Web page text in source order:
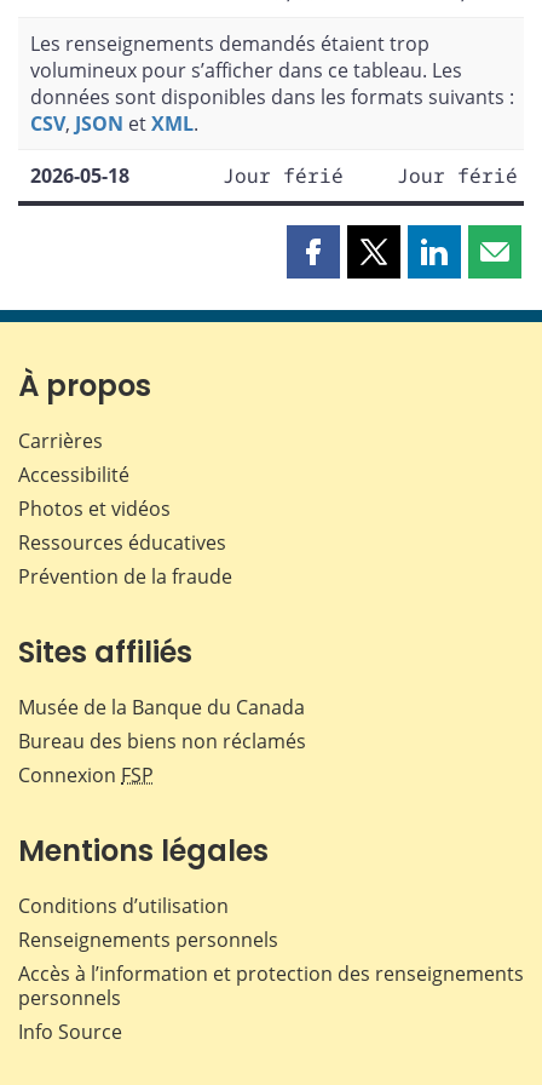
Les renseignements demandés étaient trop
volumineux pour s’afficher dans ce tableau. Les
données sont disponibles dans les formats suivants :
CSV, JSON etXML.
2026-05-18
Jour férié Jour férié
Partager
page
Partager
page
Partager
page page
À propos
Carrières
Accessibilité
Photos et vidéos
Ressources éducatives
Prévention de la fraude
Sites affiliés
Musée de la Banque du Canada
Bureau des biens non réclamés
Connexion FSP
Mentions légales
Conditions d’utilisation
Renseignements personnels
Accès à l’information et protection des renseignements
personnels
Info Source